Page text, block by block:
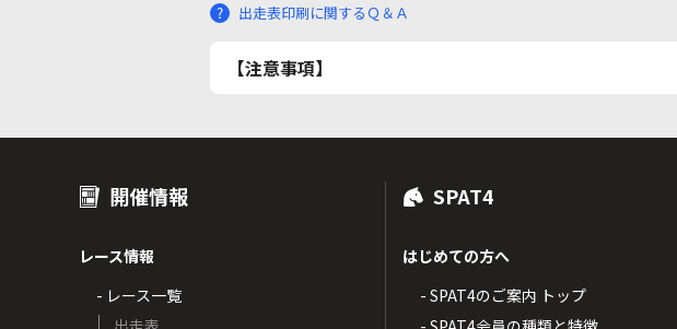
出走表印刷に関するＱ＆Ａ
【注意事項】
開催情報
レース情報
- レース一覧
SPAT4
はじめての方へ
- SPAT4のご案内 トップ